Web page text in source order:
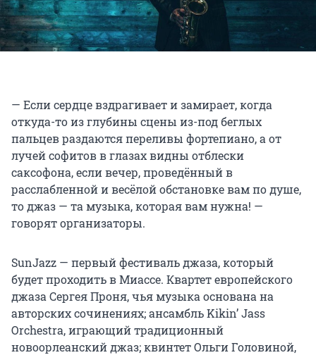
— Если сердце вздрагивает и замирает, когда
откуда-то из глубины сцены из-под беглых
пальцев раздаются переливы фортепиано, а от
лучей софитов в глазах видны отблески
саксофона, если вечер, проведённый в
расслабленной и весёлой обстановке вам по душе,
то джаз — та музыка, которая вам нужна! —
говорят организаторы.
SunJazz — первый фестиваль джаза, который
будет проходить в Миассе. Квартет европейского
джаза Сергея Проня, чья музыка основана на
авторских сочинениях; ансамбль Kikin’ Jass
Orchestra, играющий традиционный
новоорлеанский джаз; квинтет Ольги Головиной,